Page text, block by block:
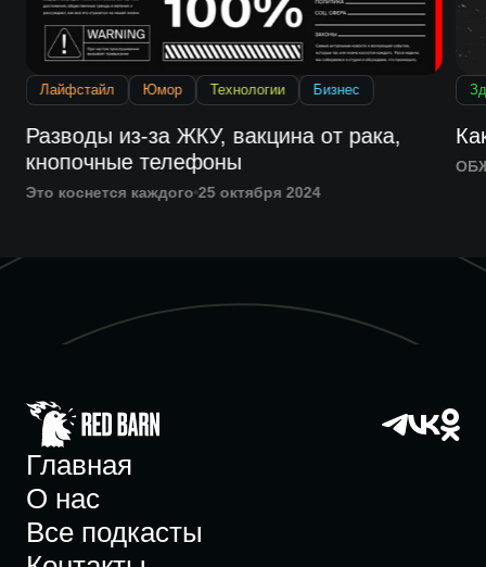
Лайфстайл Юмор Технологии Бизнес
Разводы из-за ЖКУ, вакцина от рака,
кнопочные телефоны
Это коснется каждого 25 октября 2024
Главная
О нас
Все подкасты